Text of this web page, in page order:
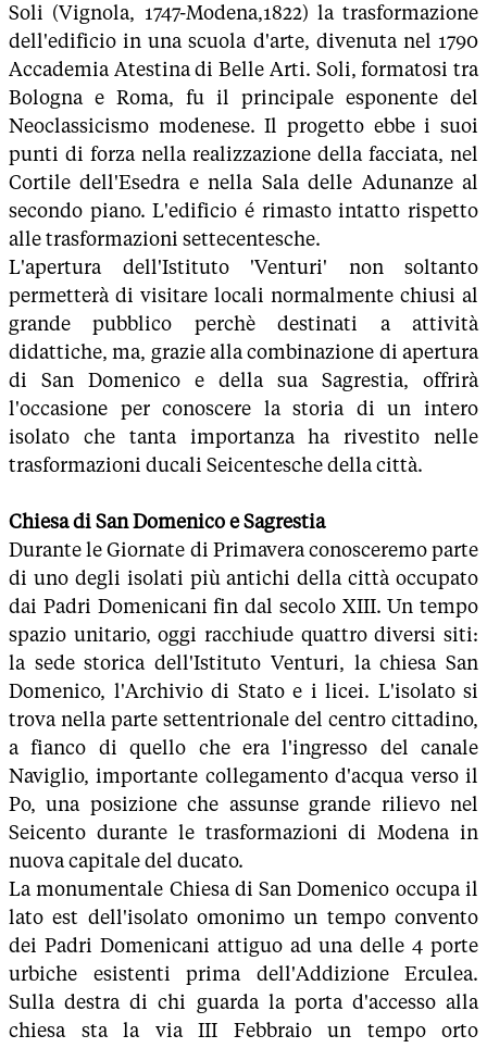
Soli (Vignola, 1747-Modena,1822) la trasformazione
dell'edificio in una scuola d'arte, divenuta nel 1790
Accademia Atestina di Belle Arti. Soli, formatosi tra
Bologna e Roma, fu il principale esponente del
Neoclassicismo modenese. Il progetto ebbe i suoi
punti di forza nella realizzazione della facciata, nel
Cortile dell'Esedra e nella Sala delle Adunanze al
secondo piano. L'edificio é rimasto intatto rispetto
alle trasformazioni settecentesche.
L'apertura dell'Istituto 'Venturi' non soltanto
permetterà di visitare locali normalmente chiusi al
grande pubblico perchè destinati a attività
didattiche, ma, grazie alla combinazione di apertura
di San Domenico e della sua Sagrestia, offrirà
l'occasione per conoscere la storia di un intero
isolato che tanta importanza ha rivestito nelle
trasformazioni ducali Seicentesche della città.
Chiesa di San Domenico e Sagrestia
Durante le Giornate di Primavera conosceremo parte
di uno degli isolati più antichi della città occupato
dai Padri Domenicani fin dal secolo XIII. Un tempo
spazio unitario, oggi racchiude quattro diversi siti:
la sede storica dell'Istituto Venturi, la chiesa San
Domenico, l'Archivio di Stato e i licei. L'isolato si
trova nella parte settentrionale del centro cittadino,
a fianco di quello che era l'ingresso del canale
Naviglio, importante collegamento d'acqua verso il
Po, una posizione che assunse grande rilievo nel
Seicento durante le trasformazioni di Modena in
nuova capitale del ducato.
La monumentale Chiesa di San Domenico occupa il
lato est dell'isolato omonimo un tempo convento
dei Padri Domenicani attiguo ad una delle 4 porte
urbiche esistenti prima dell'Addizione Erculea.
Sulla destra di chi guarda la porta d'accesso alla
chiesa sta la via III Febbraio un tempo orto